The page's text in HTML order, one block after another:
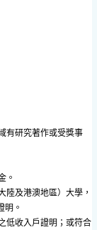
有研究著作或受獎事
。
陸及港澳地區）大學，
明。
低收入戶證明；或符合